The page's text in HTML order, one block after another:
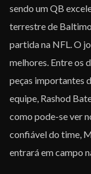
sendo um QB
terrestre de
partida na NFL. O
melhores. Entre os
peças importantes
equipe, Rashod
como pode-se ver
confiável do time,
entrará em campo